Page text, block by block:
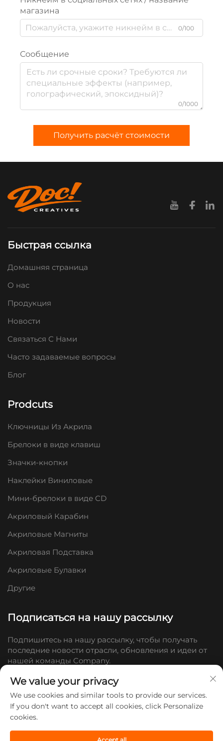
магазина
0/100
Сообщение
0/1000
Получить расчёт стоимости
Быстрая ссылка
Домашняя страница
О нас
Продукция
Новости
Связаться С Нами
Часто задаваемые вопросы
Блог
Prodcuts
Ключницы Из Акрила
Брелоки в виде клавиш
Значки-кнопки
Наклейки Виниловые
Мини-брелоки в виде CD
Акриловый Карабин
Акриловые Магниты
Акриловая Подставка
Акриловые Булавки
Другие
Подписаться на нашу рассылку
Подпишитесь на нашу рассылку, чтобы получать
последние новости отрасли, обновления и идеи от
нашей команды Company.
Все права защищены. -
We value your privacy
We use cookies and similar tools to provide our services.
If you don't want to accept all cookies, click Personalize
cookies.